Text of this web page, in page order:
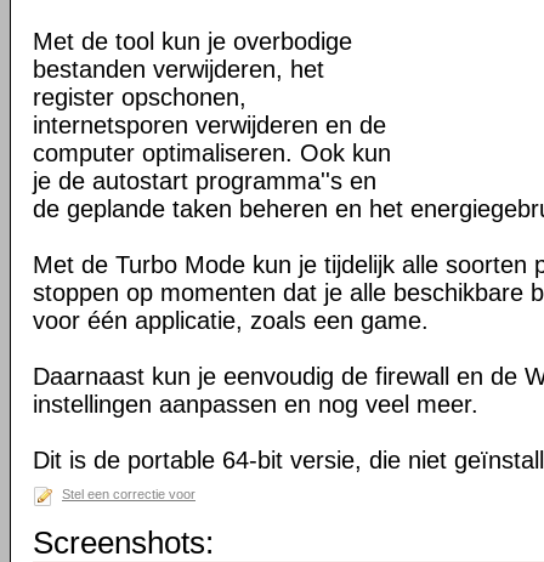
Met de tool kun je overbodige
bestanden verwijderen, het
register opschonen,
internetsporen verwijderen en de
computer optimaliseren. Ook kun
je de autostart programma''s en
de geplande taken beheren en het
Met de Turbo Mode kun je tijdelijk alle soorten
stoppen op momenten dat je alle beschikbare
voor één applicatie, zoals een game.
Daarnaast kun je eenvoudig de firewall en de
instellingen aanpassen en nog veel meer.
Dit is de portable 64-bit versie, die niet
Stel een correctie voor
Screenshots: